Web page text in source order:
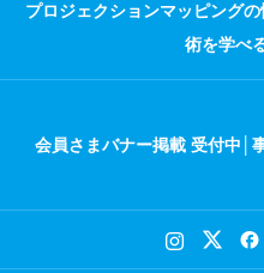
プロジェクションマッピング
術を学べ
会員さまバナー掲載 受付中│